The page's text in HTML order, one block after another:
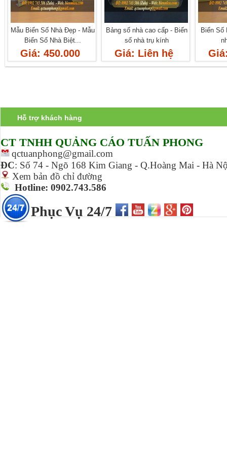
Mẫu Biển Số Nhà Đẹp - Mẫu
Biển Số Nhà Biệt...
Giá: 450.000
Bảng số nhà cao cấp - Biển
số nhà trụ kính
Giá: Liên hệ
Biển Số
Hỗ trợ khách hàng
CT TNHH QUẢNG CÁO TUẤN PHONG
qctuanphong@gmail.com
ĐC: Số 74 - Ngõ 168 Kim Giang - Q.Hoàng Mai - Hà
Xem bản đồ chỉ đường
Hotline: 0902.743.586
Phục Vụ 24/7